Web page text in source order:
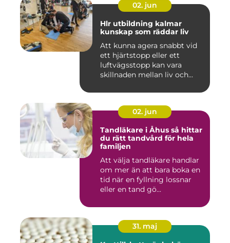
02. jun
Hlr utbildning kalmar
kunskap som räddar liv
Att kunna agera snabbt vid
ett hjärtstopp eller ett
luftvägsstopp kan vara
skillnaden mellan liv och...
02. jun
Tandläkare i Åhus så hittar
du rätt tandvård för hela
familjen
Att välja tandläkare handlar
om mer än att bara boka en
tid när en fyllning lossnar
eller en tand gö...
31. maj